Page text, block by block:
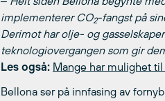
implementerer CO2-fangst på
Derimot har olje- og
teknologiovergangen som gir
Les også: Mange har mulighet
Bellona ser på innfasing av